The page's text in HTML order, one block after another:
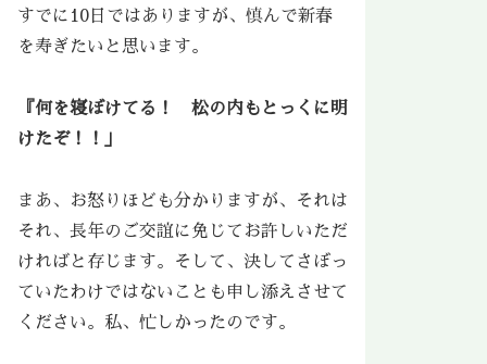
すでに10日ではありますが、慎んで新春
を寿ぎたいと思います。
『何を寝ぼけてる！ 松の内もとっくに明
けたぞ！！」
まあ、お怒りほども分かりますが、それは
それ、長年のご交誼に免じてお許しいただ
ければと存じます。そして、決してさぼっ
ていたわけではないことも申し添えさせて
ください。私、忙しかったのです。